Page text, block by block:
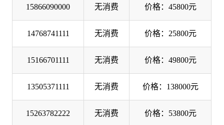
15866090000 无消费 价格：45800元
14768741111 无消费 价格：25800元
15166701111 无消费 价格：49800元
13505371111 无消费 价格：138000元
15263782222 无消费 价格：53800元